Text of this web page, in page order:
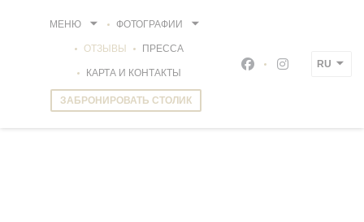
МЕНЮ ФОТОГРАФИИ
ОТЗЫВЫ ПРЕССА
КАРТА И КОНТАКТЫ
ЗАБРОНИРОВАТЬ СТОЛИК
FacebookInstagram
RU